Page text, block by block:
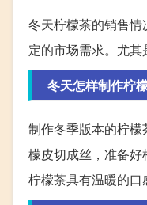
冬天柠檬茶的销售
定的市场需求。尤其
冬天怎样制作柠
制作冬季版本的柠
檬皮切成丝，准备
柠檬茶具有温暖的口